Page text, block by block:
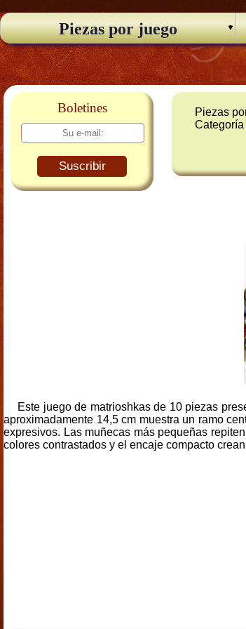
Piezas por juego
Boletines
Suscribir
Piezas
Categoría
Este juego de matrioshkas de 10 piezas
aproximadamente 14,5 cm muestra un ramo
expresivos. Las muñecas más pequeñas
colores contrastados y el encaje compacto